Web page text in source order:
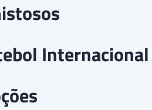
Internacional